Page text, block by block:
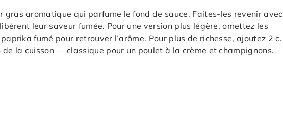
gras aromatique qui parfume le fond de sauce. Faites-les revenir avec
leur saveur fumée. Pour une version plus légère, omettez les
fumé pour retrouver l’arôme. Pour plus de richesse, ajoutez 2 c.
la cuisson — classique pour un poulet à la crème et champignons.